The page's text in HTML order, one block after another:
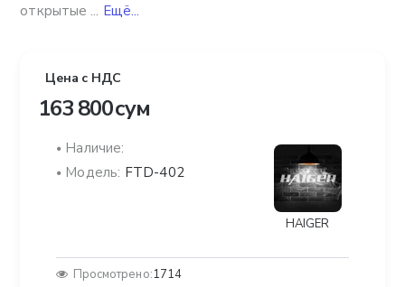
открытые ... Ещё...
Цена с НДС
163 800 сум
Наличие:
Модель: FTD-402
HAIGER
Просмотрено:1714